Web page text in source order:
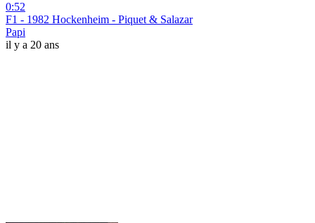
0:52
F1 - 1982 Hockenheim - Piquet & Salazar
Papi
il y a 20 ans